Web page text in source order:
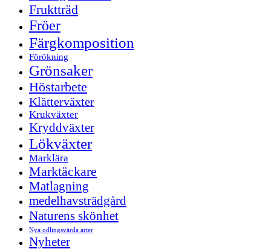
Fruktträd
Fröer
Färgkomposition
Förökning
Grönsaker
Höstarbete
Klätterväxter
Krukväxter
Kryddväxter
Lökväxter
Marklära
Marktäckare
Matlagning
medelhavsträdgård
Naturens skönhet
Nya odlingsvärda arter
Nyheter